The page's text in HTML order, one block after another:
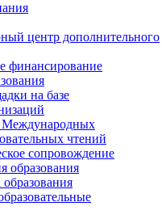
центр дополнительного
финансирование
на базе
чтений
сопровождение
образования